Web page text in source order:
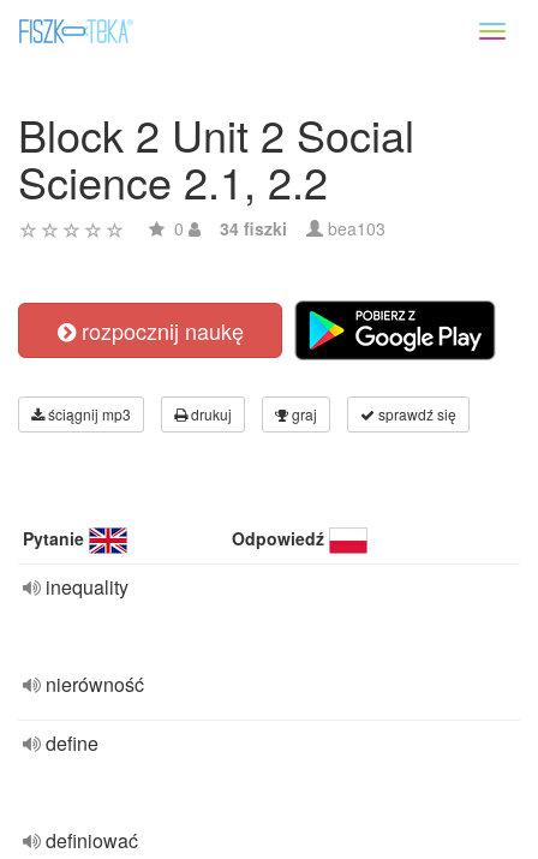
Block 2 Unit 2 Social
Science 2.1, 2.2
0 34 fiszki bea103
rozpocznij naukę
ściągnij mp3 drukuj graj sprawdź się
Pytanie Odpowiedź
inequality
nierówność
define
definiować